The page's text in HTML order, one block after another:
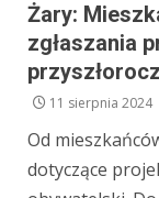
Żary:
zgłaszania
11 sierpnia 2024
Od
dotyczące